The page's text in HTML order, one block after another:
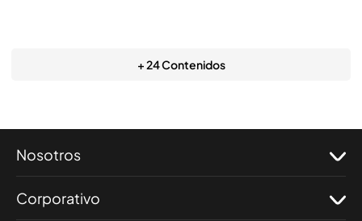
+ 24 Contenidos
Nosotros
Corporativo